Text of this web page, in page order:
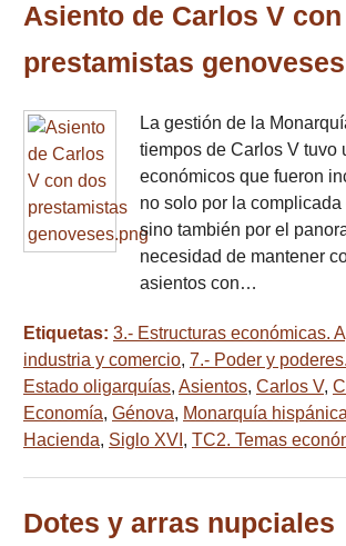
Asiento de Carlos V
prestamistas genoveses
La gestión de la
tiempos de Carlos V tuvo
económicos que fueron
no solo por la
sino también por el
necesidad de mantener
asientos con…
Etiquetas: 3.- Estructuras económicas.
industria y comercio, 7.- Poder y
Estado oligarquías, Asientos, Carlos V,
Economía, Génova, Monarquía hispánica
Hacienda, Siglo XVI , TC2. Temas
Dotes y arras nupciales